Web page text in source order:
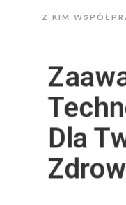
Z KIM
Dla